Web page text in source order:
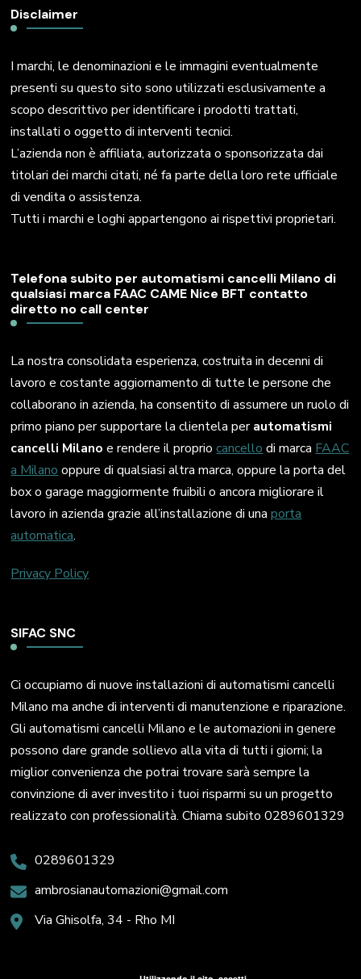
Disclaimer
I marchi, le denominazioni e le immagini eventualmente
presenti su questo sito sono utilizzati esclusivamente a
scopo descrittivo per identificare i prodotti trattati,
installati o oggetto di interventi tecnici.
L’azienda non è affiliata, autorizzata o sponsorizzata dai
titolari dei marchi citati, né fa parte della loro rete ufficiale
di vendita o assistenza.
Tutti i marchi e loghi appartengono ai rispettivi proprietari.
Telefona subito per automatismi cancelli Milano di
qualsiasi marca FAAC CAME Nice BFT contatto
diretto no call center
La nostra consolidata esperienza, costruita in decenni di
lavoro e costante aggiornamento di tutte le persone che
collaborano in azienda, ha consentito di assumere un ruolo di
primo piano per supportare la clientela perautomatismi
cancelli Milano e rendere il propriocancello di marca FAAC
a Milano oppure di qualsiasi altra marca, oppure la porta del
box o garage maggiormente fruibili o ancora migliorare il
lavoro in azienda grazie all’installazione di unaporta
automatica.
Privacy Policy
SIFAC SNC
Ci occupiamo di nuove installazioni di automatismi cancelli
Milano ma anche di interventi di manutenzione e riparazione.
Gli automatismi cancelli Milano e le automazioni in genere
possono dare grande sollievo alla vita di tutti i giorni; la
miglior convenienza che potrai trovare sarà sempre la
convinzione di aver investito i tuoi risparmi su un progetto
realizzato con professionalità. Chiama subito 0289601329
0289601329
ambrosianautomazioni@gmail.com
Via Ghisolfa, 34 - Rho MI